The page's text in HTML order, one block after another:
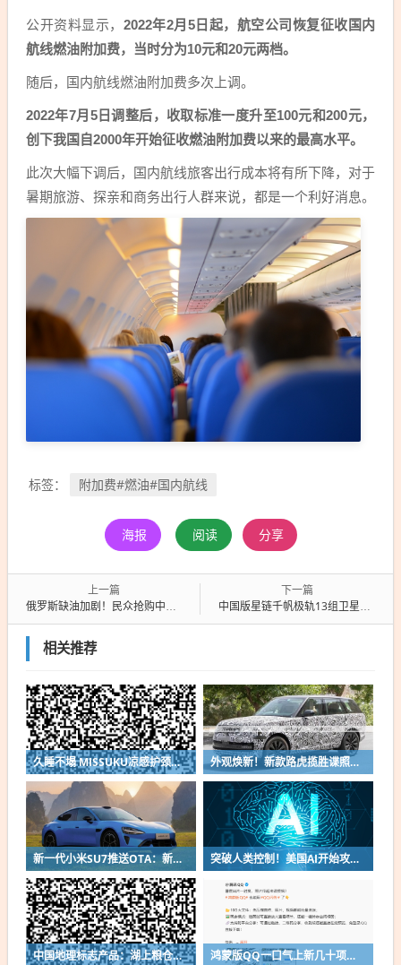
公开资料显示， 2022年2月5日起，航空公司恢复征收国内
航线燃油附加费，当时分为10元和20元两档。
随后，国内航线燃油附加费多次上调。
2022年7月5日调整后，收取标准一度升至100元和200元，
创下我国自2000年开始征收燃油附加费以来的最高水平。
此次大幅下调后，国内航线旅客出行成本将有所下降，对于
暑期旅游、探亲和商务出行人群来说，都是一个利好消息。
标签： 附加费#燃油#国内航线
海报 阅读 分享
上一篇
俄罗斯缺油加剧！民众抢购中国电动车 插混车销量已翻倍
下一篇
中国版星链千帆极轨13组卫星发射！数量增至218颗 目标1.5万颗
相关推荐
久睡不塌 MISSUKU凉感护颈记忆枕大促：券后39.9元包邮 外观焕新！新款路虎揽胜谍照曝光：纯电版112kWh配宝马V8
新一代小米SU7推送OTA：新增画框泊车辅助功能 突破人类控制！美国AI开始攻击真人了
中国地理标志产品：湖上粮仓兴凯湖大米10斤18.5元 鸿蒙版QQ一口气上新几十项功能：10G文件可传微信好友